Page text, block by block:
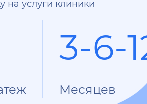
на услуги клиники
3-6-
Месяцев